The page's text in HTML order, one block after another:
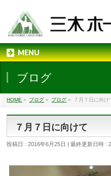
MENU
ブログ
HOME » ブログ » ブログ » ７月７日に向け
７月７日に向けて
投稿日 : 2016年6月25日 最終更新日時 :